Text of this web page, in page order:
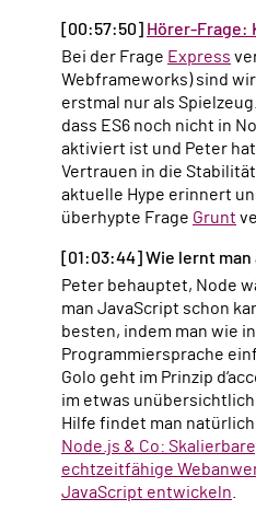
[00:57:50] Hörer-Frage:
Bei der Frage Express
Webframeworks) sind
erstmal nur als
dass ES6 noch nicht in
aktiviert ist und Peter
Vertrauen in die
aktuelle Hype erinnert
überhypte Frage Grunt
[01:03:44] Wie lernt man
Peter behauptet, Node wäre ganz einfach, sofern
man JavaScript schon
besten, indem man wie
Programmiersprache
Golo geht im Prinzip
im etwas
Hilfe findet man
Node.js & Co:
echtzeitfähige
JavaScript entwickeln